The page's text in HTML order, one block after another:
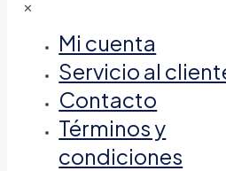
✕
Mi cuenta
Servicio al
Contacto
Términos y
condiciones